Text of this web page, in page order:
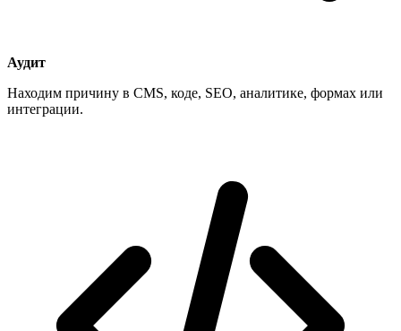
Аудит
Находим причину в CMS, коде, SEO, аналитике, формах или
интеграции.